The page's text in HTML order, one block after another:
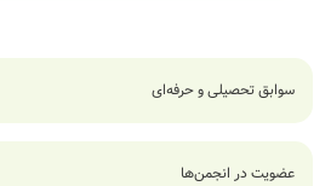
سوابق تحصیلی و حرفه‌ای
عضویت در انجمن‌ها